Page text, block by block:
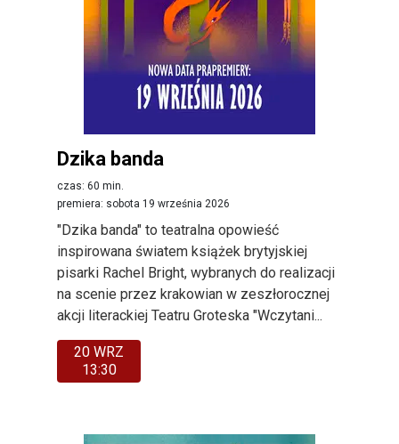
Dzika banda
czas: 60 min.
premiera: sobota 19 września 2026
"Dzika banda" to teatralna opowieść
inspirowana światem książek brytyjskiej
pisarki Rachel Bright, wybranych do realizacji
na scenie przez krakowian w zeszłorocznej
akcji literackiej Teatru Groteska "Wczytani...
20 WRZ
13:30